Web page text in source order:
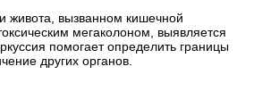
живота, вызванном кишечной
мегаколоном, выявляется
помогает определить границы
других органов.